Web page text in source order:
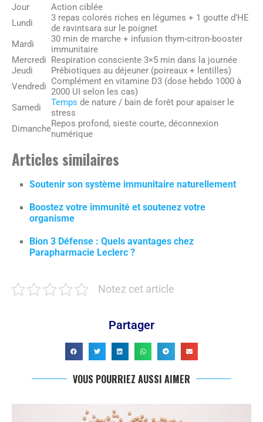
Jour
Action ciblée
Lundi
3 repas colorés riches en légumes + 1 goutte d’HE
de ravintsara sur le poignet
Mardi
30 min de marche + infusion thym-citron-booster
immunitaire
Mercredi Respiration consciente 3×5 min dans la journée
Jeudi
Prébiotiques au déjeuner (poireaux + lentilles)
Vendredi Complément en vitamine D3 (dose hebdo 1000 à
2000 UI selon les cas)
Samedi
Temps de nature / bain de forêt pour apaiser le
stress
DimancheRepos profond, sieste courte, déconnexion
numérique
Articles similaires
Soutenir son système immunitaire naturellement
Boostez votre immunité et soutenez votre
organisme
Bion 3 Défense : Quels avantages chez
Parapharmacie Leclerc ?
Notez cet article
Partager
VOUS POURRIEZ AUSSI AIMER